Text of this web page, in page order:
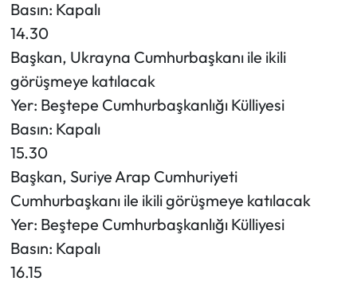
Basın: Kapalı
14.30
Başkan, Ukrayna Cumhurbaşkanı ile ikili
görüşmeye katılacak
Yer: Beştepe Cumhurbaşkanlığı Külliyesi
Basın: Kapalı
15.30
Başkan, Suriye Arap Cumhuriyeti
Cumhurbaşkanı ile ikili görüşmeye katılacak
Yer: Beştepe Cumhurbaşkanlığı Külliyesi
Basın: Kapalı
16.15